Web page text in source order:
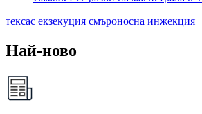
тексас екзекуция смъроносна инжекция
Най-ново